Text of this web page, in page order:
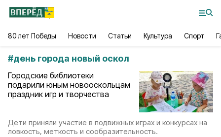
80 лет Победы Новости Статьи Культура Спорт
#день города новый оскол
Городские библиотеки
подарили юным новооскольцам
праздник игр и творчества
Дети приняли участие в подвижных играх и конкурсах на
ловкость, меткость и сообразительность.